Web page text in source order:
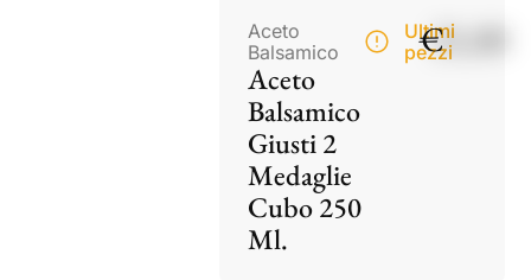
Aceto
Balsamico
Aceto
Balsamico
Giusti 2
Medaglie
Cubo 250
Ml.
Ultimi
pezzi
€21,00